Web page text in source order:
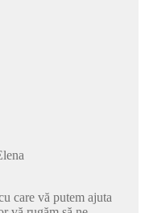
care vă putem ajuta